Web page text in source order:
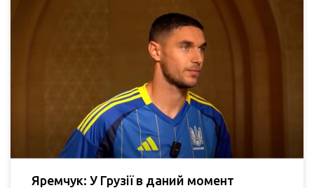
Яремчук: У Грузії в даний момент